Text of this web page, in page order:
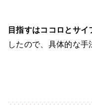
目指すはココロとサ
したので、具体的な手